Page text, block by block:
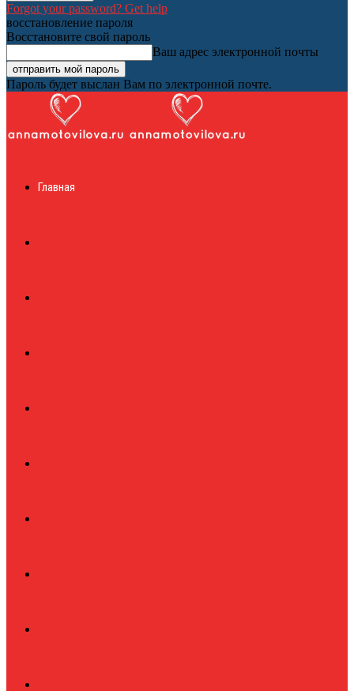
Forgot your password? Get help
восстановление пароля
Восстановите свой пароль
Ваш адрес электронной почты
Пароль будет выслан Вам по электронной почте.
журналГлавная